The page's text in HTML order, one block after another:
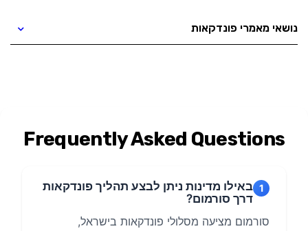
נושאי מאמרי פונדקאות
Frequently Asked Questions
1 באילו מדינות ניתן לבצע תהליך פונדקאות
דרך סורמום?
סורמום מציעה מסלולי פונדקאות בישראל,